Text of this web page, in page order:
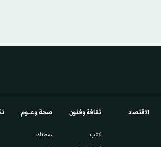
الاقتصاد ثقافة وفنون
كتب
صحة وعلوم
صحتك